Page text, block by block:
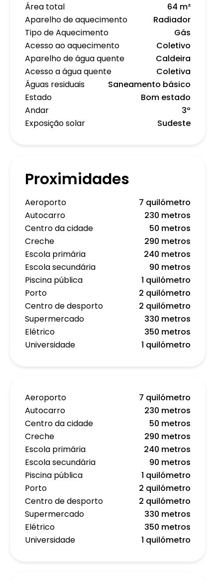
Área total
64 m²
Aparelho de aquecimento
Radiador
Tipo de Aquecimento
Gás
Acesso ao aquecimento
Coletivo
Aparelho de água quente
Caldeira
Acesso a água quente
Coletiva
Águas residuais
Saneamento básico
Estado
Bom estado
Andar
3º
Exposição solar
Sudeste
Proximidades
Aeroporto
7 quilómetro
Autocarro
230 metros
Centro da cidade
50 metros
Creche
290 metros
Escola primária
240 metros
Escola secundária
90 metros
Piscina pública
1 quilómetro
Porto
2 quilómetro
Centro de desporto
2 quilómetro
Supermercado
330 metros
Elétrico
350 metros
Universidade
1 quilómetro
Aeroporto
7 quilómetro
Autocarro
230 metros
Centro da cidade
50 metros
Creche
290 metros
Escola primária
240 metros
Escola secundária
90 metros
Piscina pública
1 quilómetro
Porto
2 quilómetro
Centro de desporto
2 quilómetro
Supermercado
330 metros
Elétrico
350 metros
Universidade
1 quilómetro